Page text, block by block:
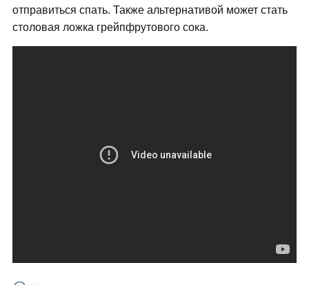
отправиться спать. Также альтернативой может стать
столовая ложка грейпфрутового сока.